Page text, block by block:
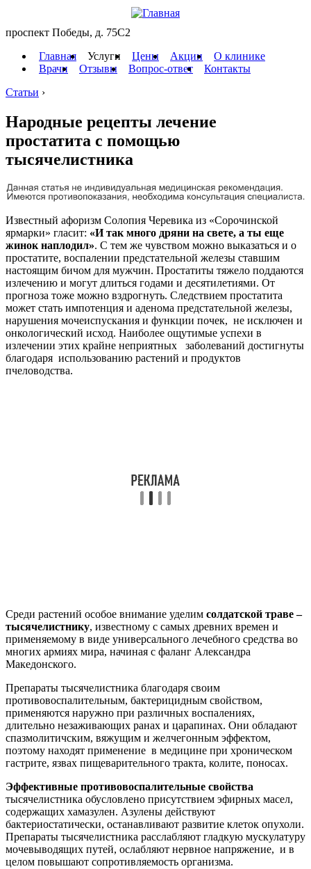
проспект Победы, д. 75C2
Главная
Услуги Цены Акции
О клинике
Врачи
Отзывы Вопрос-ответ
Контакты
Статьи ›
Народные рецепты лечение
простатита с помощью
тысячелистника
Известный афоризм Солопия Черевика из «Сорочинской
ярмарки» гласит: «И так много дряни на свете, а ты еще
жинок наплодил». С тем же чувством можно выказаться и о
простатите, воспалении предстательной железы ставшим
настоящим бичом для мужчин. Простатиты тяжело поддаются
излечению и могут длиться годами и десятилетиями. От
прогноза тоже можно вздрогнуть. Следствием простатита
может стать импотенция и аденома предстательной железы,
нарушения мочеиспускания и функции почек, не исключен и
онкологический исход. Наиболее ощутимые успехи в
излечении этих крайне неприятных заболеваний достигнуты
благодаря использованию растений и продуктов
пчеловодства.
Среди растений особое внимание уделим солдатской траве –
тысячелистнику, известному с самых древних времен и
применяемому в виде универсального лечебного средства во
многих армиях мира, начиная с фаланг Александра
Македонского.
Препараты тысячелистника благодаря своим
противовоспалительным, бактерицидным свойством,
применяются наружно при различных воспалениях,
длительно незаживающих ранах и царапинах. Они обладают
спазмолитичским, вяжущим и желчегонным эффектом,
поэтому находят применение в медицине при хроническом
гастрите, язвах пищеварительного тракта, колите, поносах.
Эффективные противовоспалительные свойства
тысячелистника обусловлено присутствием эфирных масел,
содержащих хамазулен. Азулены действуют
бактериостатически, останавливают развитие клеток опухоли.
Препараты тысячелистника расслабляют гладкую мускулатуру
мочевыводящих путей, ослабляют нервное напряжение, и в
целом повышают сопротивляемость организма.